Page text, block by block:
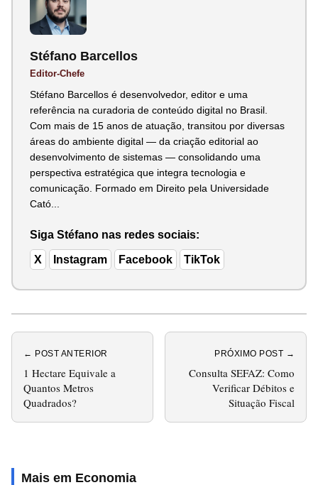
Stéfano Barcellos
Editor-Chefe
Stéfano Barcellos é desenvolvedor, editor e uma
referência na curadoria de conteúdo digital no Brasil.
Com mais de 15 anos de atuação, transitou por diversas
áreas do ambiente digital — da criação editorial ao
desenvolvimento de sistemas — consolidando uma
perspectiva estratégica que integra tecnologia e
comunicação. Formado em Direito pela Universidade
Cató...
Siga Stéfano nas redes sociais:
X Instagram Facebook TikTok
← POST ANTERIOR
1 Hectare Equivale a
Quantos Metros
Quadrados?
PRÓXIMO POST →
Consulta SEFAZ: Como
Verificar Débitos e
Situação Fiscal
Mais em Economia